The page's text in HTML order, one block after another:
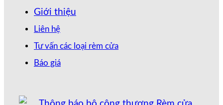
Giới thiệu
Liên hệ
Tư vấn các loại rèm cửa
Báo giá